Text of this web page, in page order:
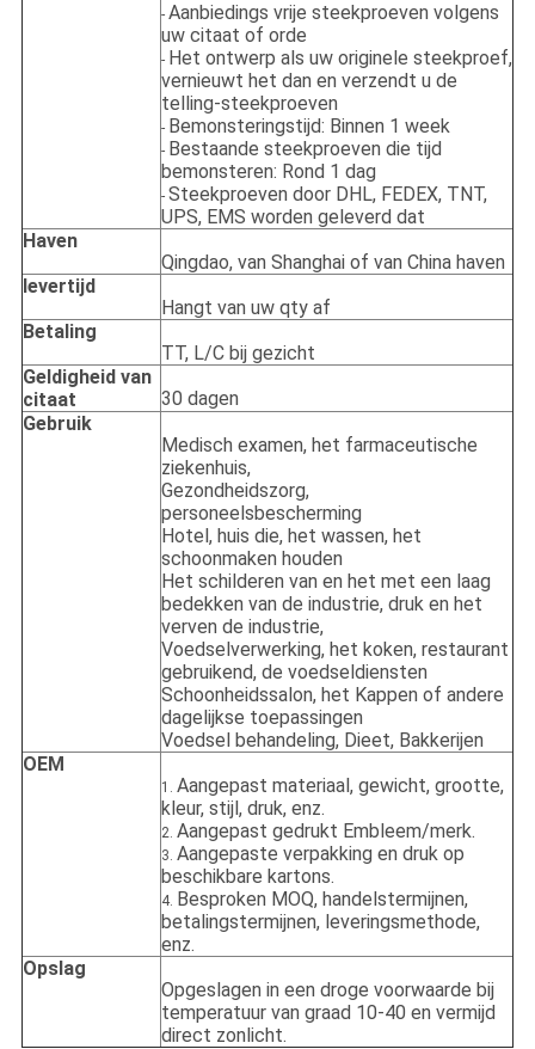
- Aanbiedings vrije steekproeven volgens
uw citaat of orde
- Het ontwerp als uw originele steekproef,
vernieuwt het dan en verzendt u de
telling-steekproeven
- Bemonsteringstijd: Binnen 1 week
- Bestaande steekproeven die tijd
bemonsteren: Rond 1 dag
- Steekproeven door DHL, FEDEX, TNT,
UPS, EMS worden geleverd dat
Haven
Qingdao, van Shanghai of van China haven
levertijd
Hangt van uw qty af
Betaling
TT, L/C bij gezicht
Geldigheid van
citaat
30 dagen
Gebruik
Medisch examen, het farmaceutische
ziekenhuis,
Gezondheidszorg,
personeelsbescherming
Hotel, huis die, het wassen, het
schoonmaken houden
Het schilderen van en het met een laag
bedekken van de industrie, druk en het
verven de industrie,
Voedselverwerking, het koken, restaurant
gebruikend, de voedseldiensten
Schoonheidssalon, het Kappen of andere
dagelijkse toepassingen
Voedsel behandeling, Dieet, Bakkerijen
OEM
1. Aangepast materiaal, gewicht, grootte,
kleur, stijl, druk, enz.
2. Aangepast gedrukt Embleem/merk.
3. Aangepaste verpakking en druk op
beschikbare kartons.
4. Besproken MOQ, handelstermijnen,
betalingstermijnen, leveringsmethode,
enz.
Opslag
Opgeslagen in een droge voorwaarde bij
temperatuur van graad 10-40 en vermijd
direct zonlicht.